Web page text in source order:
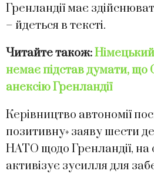
Гренландії має
– йдеться в тексті.
Читайте також:
немає підстав думати,
анексію Гренландії
Керівництво автономії
позитивну» заяву шести
НАТО щодо Гренландії, на
активізує зусилля для